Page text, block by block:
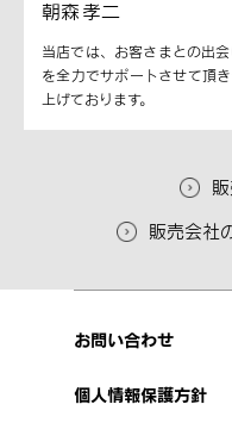
朝森 孝二
当店では、お客さまとの出
を全力でサポートさせて頂
上げております。
販売会社
お問い合わせ
個人情報保護方針